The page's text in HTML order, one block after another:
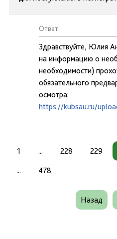
Ответ:
Здравствуйте, Юлия
на информацию о
необходимости)
обязательного
осмотра:
https://kubsau.ru/
1 ... 228 229
... 478
Назад